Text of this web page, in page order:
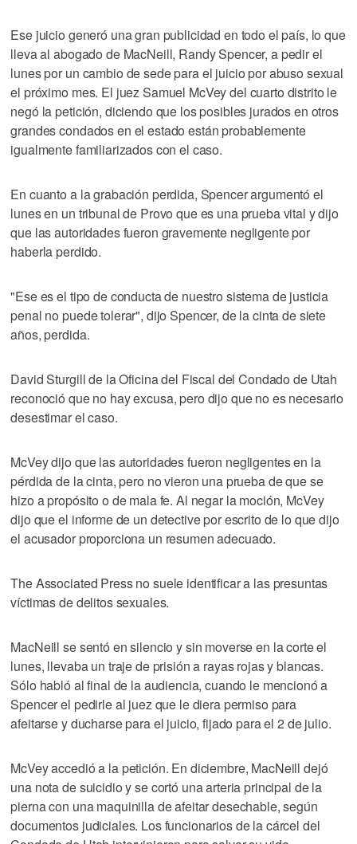
Ese juicio generó una gran publicidad en todo el país, lo que
lleva al abogado de MacNeill, Randy Spencer, a pedir el
lunes por un cambio de sede para el juicio por abuso sexual
el próximo mes. El juez Samuel McVey del cuarto distrito le
negó la petición, diciendo que los posibles jurados en otros
grandes condados en el estado están probablemente
igualmente familiarizados con el caso.
En cuanto a la grabación perdida, Spencer argumentó el
lunes en un tribunal de Provo que es una prueba vital y dijo
que las autoridades fueron gravemente negligente por
haberla perdido.
"Ese es el tipo de conducta de nuestro sistema de justicia
penal no puede tolerar", dijo Spencer, de la cinta de siete
años, perdida.
David Sturgill de la Oficina del Fiscal del Condado de Utah
reconoció que no hay excusa, pero dijo que no es necesario
desestimar el caso.
McVey dijo que las autoridades fueron negligentes en la
pérdida de la cinta, pero no vieron una prueba de que se
hizo a propósito o de mala fe. Al negar la moción, McVey
dijo que el informe de un detective por escrito de lo que dijo
el acusador proporciona un resumen adecuado.
The Associated Press no suele identificar a las presuntas
víctimas de delitos sexuales.
MacNeill se sentó en silencio y sin moverse en la corte el
lunes, llevaba un traje de prisión a rayas rojas y blancas.
Sólo habló al final de la audiencia, cuando le mencionó a
Spencer el pedirle al juez que le diera permiso para
afeitarse y ducharse para el juicio, fijado para el 2 de julio.
McVey accedió a la petición. En diciembre, MacNeill dejó
una nota de suicidio y se cortó una arteria principal de la
pierna con una maquinilla de afeitar desechable, según
documentos judiciales. Los funcionarios de la cárcel del